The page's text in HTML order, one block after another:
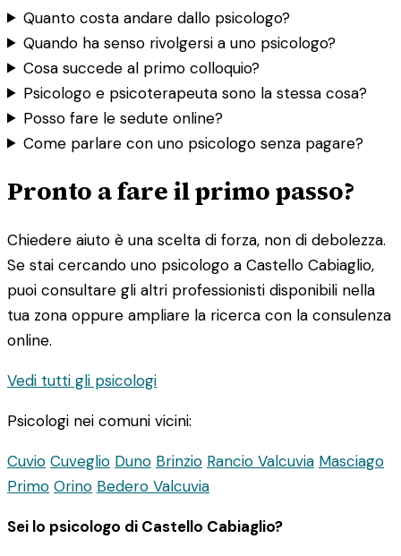
Quanto costa andare dallo psicologo?
Quando ha senso rivolgersi a uno psicologo?
Cosa succede al primo colloquio?
Psicologo e psicoterapeuta sono la stessa cosa?
Posso fare le sedute online?
Come parlare con uno psicologo senza pagare?
Pronto a fare il primo passo?
Chiedere aiuto è una scelta di forza, non di debolezza.
Se stai cercando uno psicologo a Castello Cabiaglio,
puoi consultare gli altri professionisti disponibili nella
tua zona oppure ampliare la ricerca con la consulenza
online.
Vedi tutti gli psicologi
Psicologi nei comuni vicini:
Cuvio Cuveglio Duno Brinzio Rancio Valcuvia Masciago
Primo Orino Bedero Valcuvia
Sei lo psicologo di Castello Cabiaglio?